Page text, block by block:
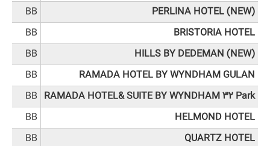
PERLINA HOTEL (NEW)
BB
BRISTORIA HOTEL
BB
HILLS BY DEDEMAN (NEW)
BB
RAMADA HOTEL BY WYNDHAM GULAN
BB
RAMADA HOTEL& SUITE BY WYNDHAM 32 Park
BB
HELMOND HOTEL
BB
QUARTZ HOTEL
BB